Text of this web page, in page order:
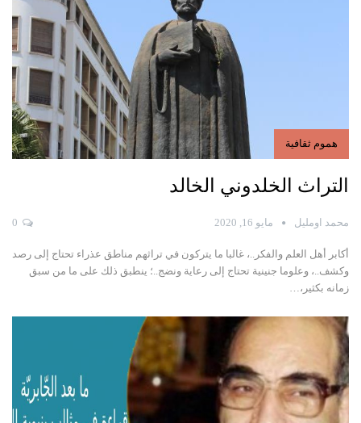
هموم ثقافية
التراث الخلدوني الخالد
محمد اومليل مايو 16, 2020
أكابر أهل العلم والفكر..، غالبا ما يتركون في تراثهم مناطق عذراء تحتاج إلى رصد
وكشف..، وعلوما جنينية تحتاج إلى رعاية ونضج..؛ ينطبق ذلك على ما من سبق
زمانه بكثير،…